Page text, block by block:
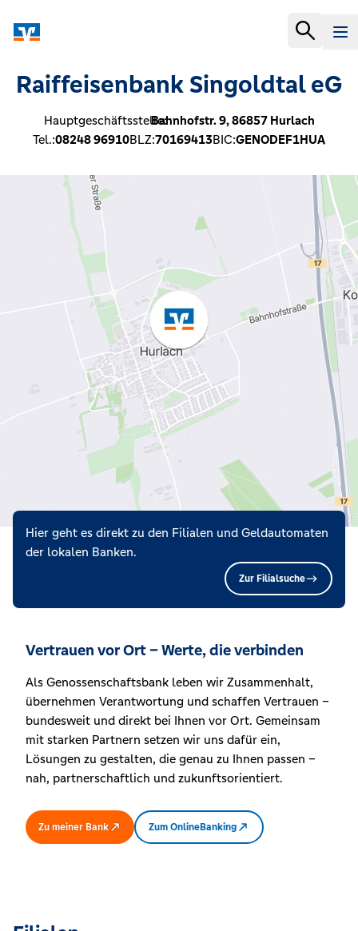
Raiffeisenbank Singoldtal eG
Hauptgeschäftsstelle:Bahnhofstr. 9,86857 Hurlach
Tel.:08248 96910BLZ:70169413BIC:GENODEF1HUA
Hier geht es direkt zu den Filialen und Geldautomaten
der lokalen Banken.
Zur Filialsuche
Vertrauen vor Ort – Werte, die verbinden
Als Genossenschaftsbank leben wir Zusammenhalt,
übernehmen Verantwortung und schaffen Vertrauen –
bundesweit und direkt bei Ihnen vor Ort. Gemeinsam
mit starken Partnern setzen wir uns dafür ein,
Lösungen zu gestalten, die genau zu Ihnen passen –
nah, partnerschaftlich und zukunftsorientiert.
Zu meiner Bank Zum OnlineBanking